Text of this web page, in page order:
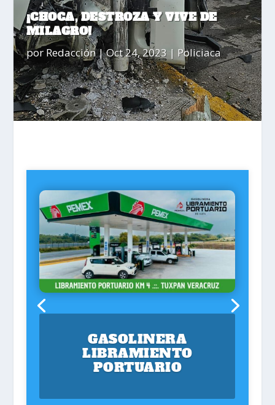
¡CHOCA, DESTROZA Y VIVE DE
MILAGRO!
por Redacción|Oct 24, 2023 | Policiaca
GASOLINERA
LIBRAMIENTO
PORTUARIO